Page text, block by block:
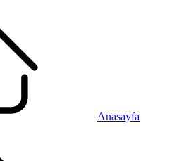
Anasayfa